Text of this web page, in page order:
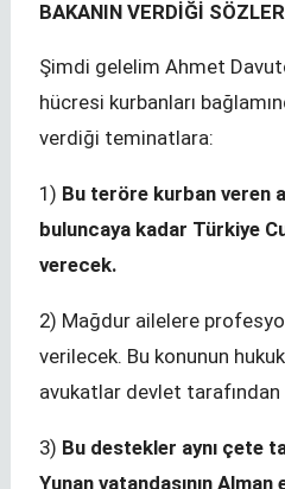
BAKANIN VERDİĞİ
Şimdi gelelim Ahmet
hücresi kurbanları
verdiği teminatlara:
1) Bu teröre kurban veren
buluncaya kadar Türkiye
verecek.
2) Mağdur ailelere
verilecek. Bu konunun
avukatlar devlet
3) Bu destekler aynı çete
Yunan vatandaşının